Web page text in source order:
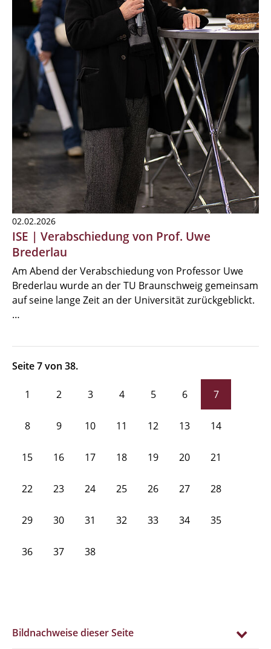
02.02.2026
ISE | Verabschiedung von Prof. Uwe
Brederlau
Am Abend der Verabschiedung von Professor Uwe
Brederlau wurde an der TU Braunschweig gemeinsam
auf seine lange Zeit an der Universität zurückgeblickt.
…
Seite 7 von 38.
1 2 3 4 5 6 7
8 9 10 11 12 13 14
15 16 17 18 19 20 21
22 23 24 25 26 27 28
29 30 31 32 33 34 35
36 37 38
Bildnachweise dieser Seite